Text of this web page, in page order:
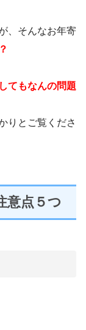
、そんなお年寄
てもなんの問題
りとご覧くださ
意点５つ